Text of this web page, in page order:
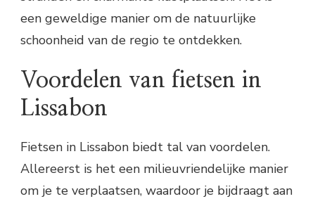
een geweldige manier om de natuurlijke
schoonheid van de regio te ontdekken.
Voordelen van fietsen in
Lissabon
Fietsen in Lissabon biedt tal van voordelen.
Allereerst is het een milieuvriendelijke manier
om je te verplaatsen, waardoor je bijdraagt aan